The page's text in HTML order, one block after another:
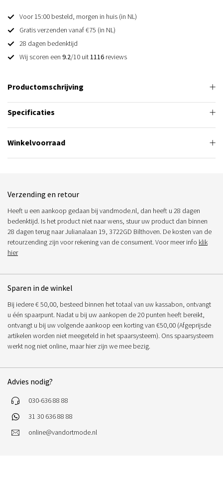
Voor 15:00 besteld, morgen in huis (in NL)
Gratis verzenden vanaf €75 (in NL)
28 dagen bedenktijd
Wij scoren een 9.2/10 uit1116 reviews
Productomschrijving
Specificaties
Winkelvoorraad
Verzending en retour
Heeft u een aankoop gedaan bij vandmode.nl, dan heeft u 28 dagen
bedenktijd. Is het product niet naar wens, stuur uw product dan binnen
28 dagen terug naar Julianalaan 19, 3722GD Bilthoven. De kosten van de
retourzending zijn voor rekening van de consument. Voor meer info klik
hier
Sparen in de winkel
Bij iedere € 50,00, besteed binnen het totaal van uw kassabon, ontvangt
u één spaarpunt. Nadat u bij uw aankopen de 20 punten heeft bereikt,
ontvangt u bij uw volgende aankoop een korting van €50,00 (Afgeprijsde
artikelen worden niet meegeteld in het spaarsysteem). Ons spaarsysteem
werkt nog niet online, maar hier zijn we mee bezig.
Advies nodig?
030-636 88 88
31 30 636 88 88
online@vandortmode.nl